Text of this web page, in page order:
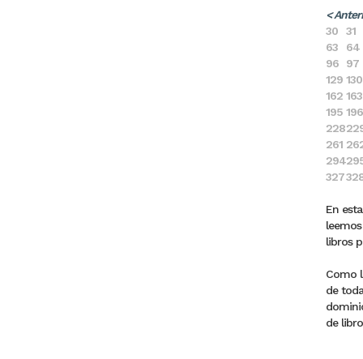
<
30
31
63
64
96
97
129 130
162 163
195 196
228
261
294
327
En
libros
Como
de
de